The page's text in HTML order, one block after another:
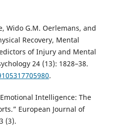
Wido G.M. Oerlemans, and
Recovery, Mental
of Injury and Mental
24 (13): 1828–38.
.
Intelligence: The
European Journal of
(3).